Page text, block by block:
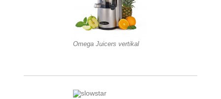
Omega Juicers vertikal